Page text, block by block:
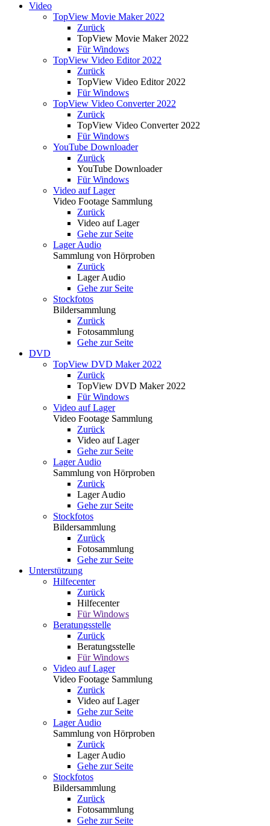
Video
TopView Movie Maker 2022
Zurück
TopView Movie Maker 2022
Für Windows
TopView Video Editor 2022
Zurück
TopView Video Editor 2022
Für Windows
TopView Video Converter 2022
Zurück
TopView Video Converter 2022
Für Windows
YouTube Downloader
Zurück
YouTube Downloader
Für Windows
Video auf Lager
Video Footage Sammlung
Zurück
Video auf Lager
Gehe zur Seite
Lager Audio
Sammlung von Hörproben
Zurück
Lager Audio
Gehe zur Seite
Stockfotos
Bildersammlung
Zurück
Fotosammlung
Gehe zur Seite
DVD
TopView DVD Maker 2022
Zurück
TopView DVD Maker 2022
Für Windows
Video auf Lager
Video Footage Sammlung
Zurück
Video auf Lager
Gehe zur Seite
Lager Audio
Sammlung von Hörproben
Zurück
Lager Audio
Gehe zur Seite
Stockfotos
Bildersammlung
Zurück
Fotosammlung
Gehe zur Seite
Unterstützung
Hilfecenter
Zurück
Hilfecenter
Für Windows
Beratungsstelle
Zurück
Beratungsstelle
Für Windows
Video auf Lager
Video Footage Sammlung
Zurück
Video auf Lager
Gehe zur Seite
Lager Audio
Sammlung von Hörproben
Zurück
Lager Audio
Gehe zur Seite
Stockfotos
Bildersammlung
Zurück
Fotosammlung
Gehe zur Seite